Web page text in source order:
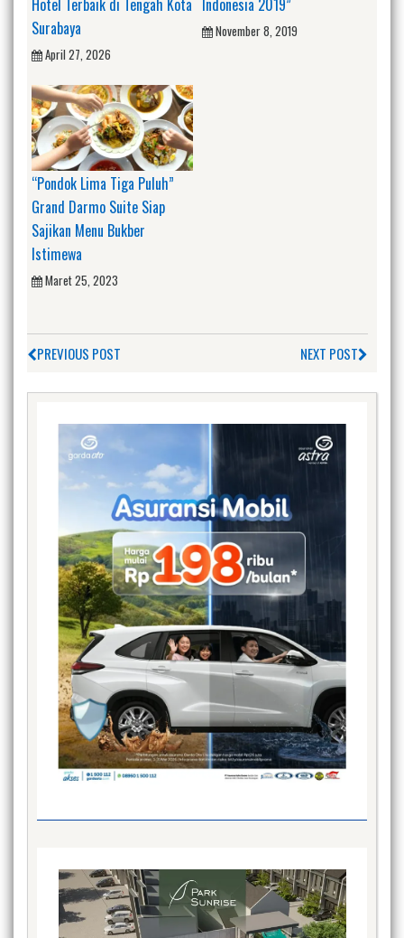
Hotel Terbaik di Tengah Kota
Surabaya
April 27, 2026
Indonesia 2019”
November 8, 2019
“Pondok Lima Tiga Puluh”
Grand Darmo Suite Siap
Sajikan Menu Bukber
Istimewa
Maret 25, 2023
PREVIOUS POST NEXT POST